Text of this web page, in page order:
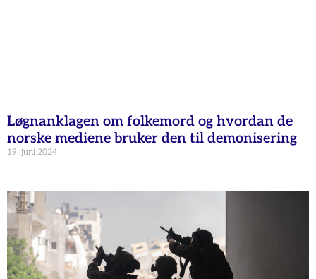
Løgnanklagen om folkemord og hvordan de
norske mediene bruker den til demonisering
19. juni 2024